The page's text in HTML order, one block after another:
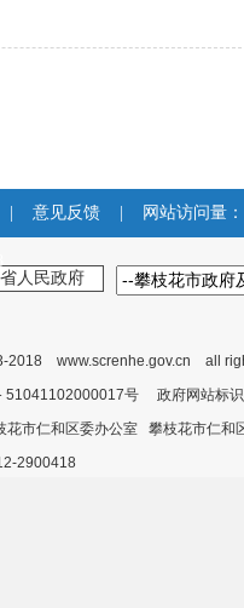
意见反馈 网站访问量：
人民政府
2018 www.screnhe.gov.cn all
51041102000017号 政府网站
花市仁和区委办公室 攀枝花市仁
2900418